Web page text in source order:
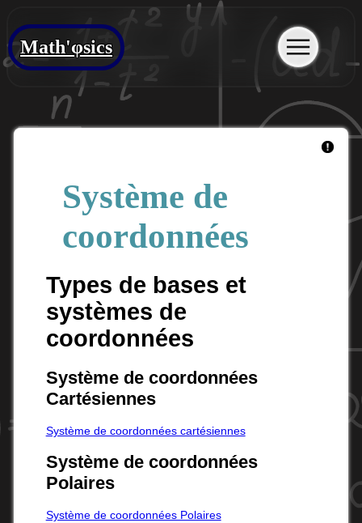
Math'φsics
Système de
coordonnées
Types de bases et
systèmes de
coordonnées
Système de coordonnées
Cartésiennes
Système de coordonnées cartésiennes
Système de coordonnées
Polaires
Système de coordonnées Polaires